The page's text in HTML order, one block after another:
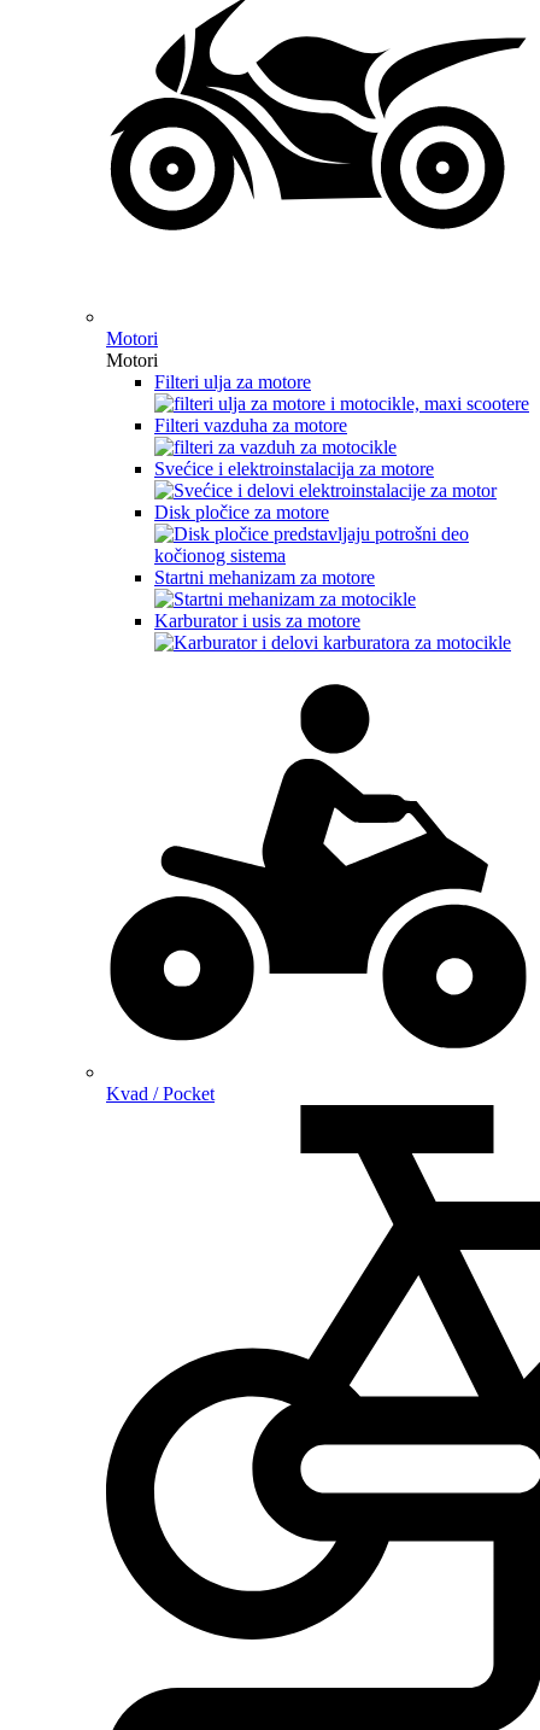
Motori
Motori
Filteri ulja za motore
Filteri vazduha za motore
Svećice i elektroinstalacija za motore
Disk pločice za motore
Startni mehanizam za motore
Karburator i usis za motore
Kvad / Pocket